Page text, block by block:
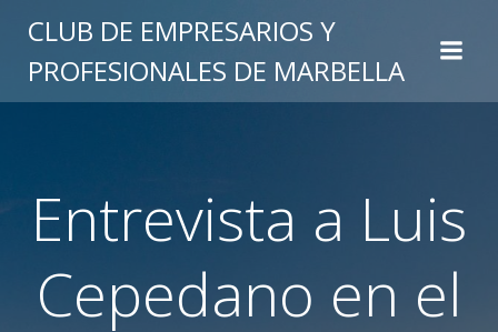
al
contenido
CLUB DE EMPRESARIOS Y
PROFESIONALES DE MARBELLA
Entrevista a Luis
Cepedano en el